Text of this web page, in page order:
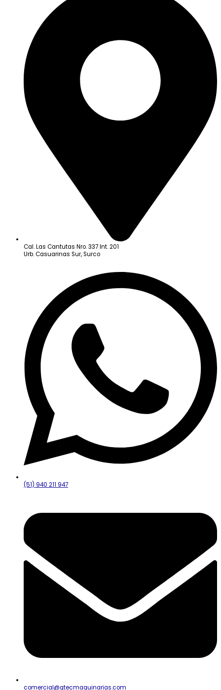
Cal. Las Cantutas Nro. 337 Int. 201
Urb. Casuarinas Sur, Surco
(51) 940 211 947
comercial@gtecmaquinarias.com